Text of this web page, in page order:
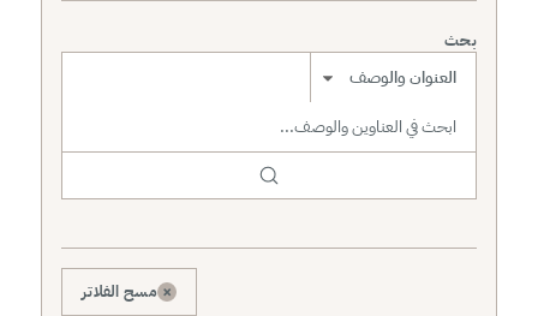
بحث
نطاق البحث
× مسح الفلاتر